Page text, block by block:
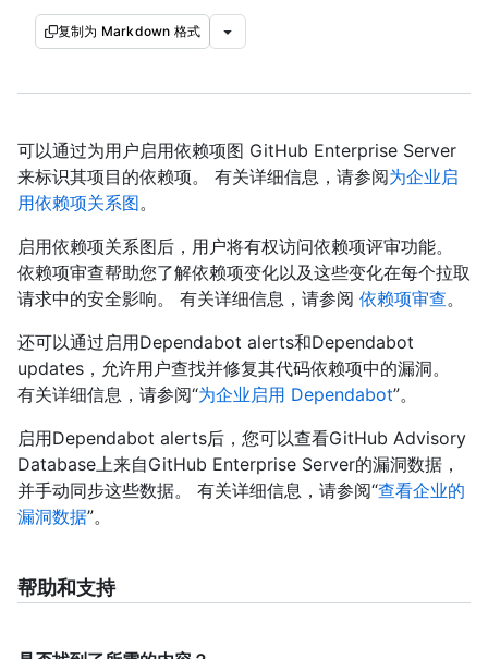
复制为 Markdown 格式
可以通过为用户启用依赖项图 GitHub Enterprise Server
来标识其项目的依赖项。 有关详细信息，请参阅为企业启
用依赖项关系图。
启用依赖项关系图后，用户将有权访问依赖项评审功能。
依赖项审查帮助您了解依赖项变化以及这些变化在每个拉取
请求中的安全影响。 有关详细信息，请参阅 依赖项审查。
还可以通过启用Dependabot alerts和Dependabot
updates，允许用户查找并修复其代码依赖项中的漏洞。
有关详细信息，请参阅“为企业启用 Dependabot”。
启用Dependabot alerts后，您可以查看GitHub Advisory
Database上来自GitHub Enterprise Server的漏洞数据，
并手动同步这些数据。 有关详细信息，请参阅“查看企业的
漏洞数据”。
帮助和支持